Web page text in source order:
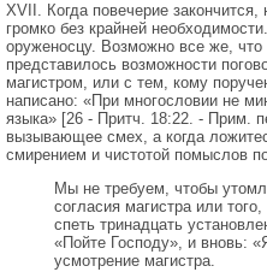
XVII. Когда повечерие
громко без крайней
оруженосцу. Возможно все же,
представилось возможности
магистром, или с тем, кому
написано: «При многословии не
языка» [26 - Притч. 18:22. - Прим.
вызывающее смех, а когда
смирением и чистотой помыслов
Мы не требуем, чтобы
согласия магистра или
спеть тринадцать
«Пойте Господу», и вновь:
усмотрение магистра.